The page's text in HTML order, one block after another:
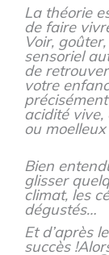
La théorie
de faire
Voir,
sensoriel
de
votre
acidité vive,
ou
Bien
glisser
climat, les
dégustés…
Et d’après
succès !